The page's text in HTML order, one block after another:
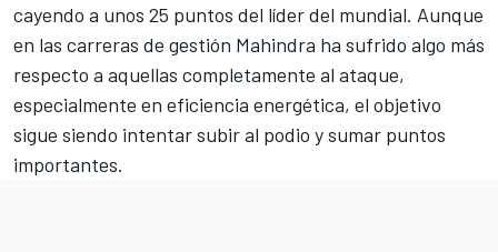
cayendo a unos 25 puntos del líder del mundial. Aunque
en las carreras de gestión Mahindra ha sufrido algo más
respecto a aquellas completamente al ataque,
especialmente en eficiencia energética, el objetivo
sigue siendo intentar subir al podio y sumar puntos
importantes.